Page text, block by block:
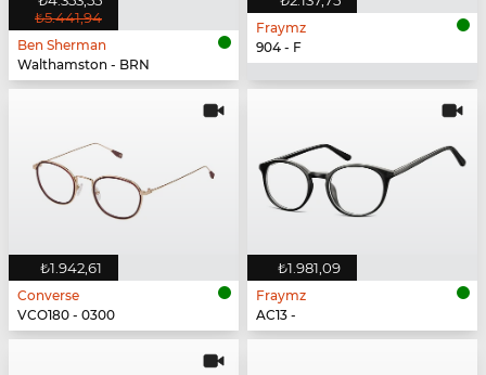
₺5.441,94
Ben Sherman
Walthamston - BRN
Fraymz
904 - F
₺1.942,61
Converse
VCO180 - 0300
₺1.981,09
Fraymz
AC13 -